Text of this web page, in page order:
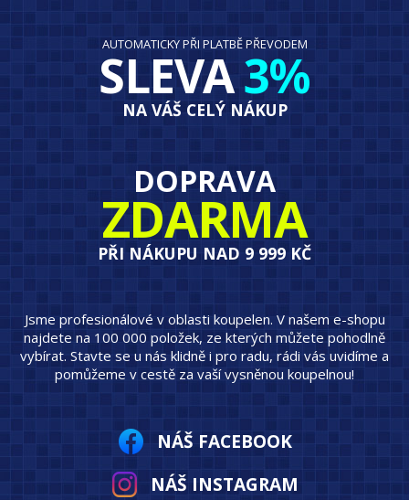
AUTOMATICKY PŘI PLATBĚ PŘEVODEM
SLEVA3%
NA VÁŠ CELÝ NÁKUP
DOPRAVA
ZDARMA
PŘI NÁKUPU NAD 9 999 KČ
Jsme profesionálové v oblasti koupelen. V našem e-shopu
najdete na 100 000 položek, ze kterých můžete pohodlně
vybírat. Stavte se u nás klidně i pro radu, rádi vás uvidíme a
pomůžeme v cestě za vaší vysněnou koupelnou!
NÁŠ FACEBOOK
NÁŠ INSTAGRAM